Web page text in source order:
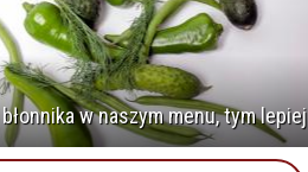
w naszym menu, tym lepiej